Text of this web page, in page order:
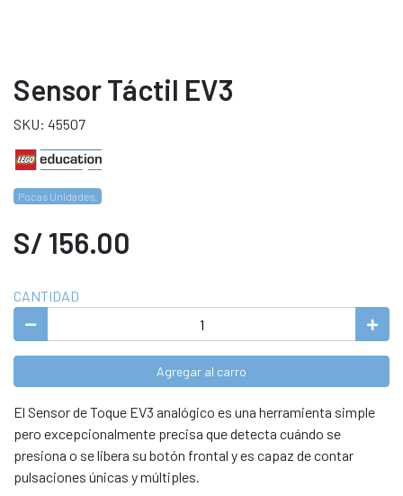
Sensor Táctil EV3
SKU: 45507
Pocas Unidades.
S/ 156.00
CANTIDAD
Agregar al carro
El Sensor de Toque EV3 analógico es una herramienta simple
pero excepcionalmente precisa que detecta cuándo se
presiona o se libera su botón frontal y es capaz de contar
pulsaciones únicas y múltiples.